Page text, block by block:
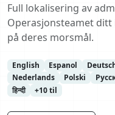
Full lokalisering av
Operasjonsteamet ditt
på deres morsmål.
English Espanol
Nederlands
Polski
हिन्दी
+10 til